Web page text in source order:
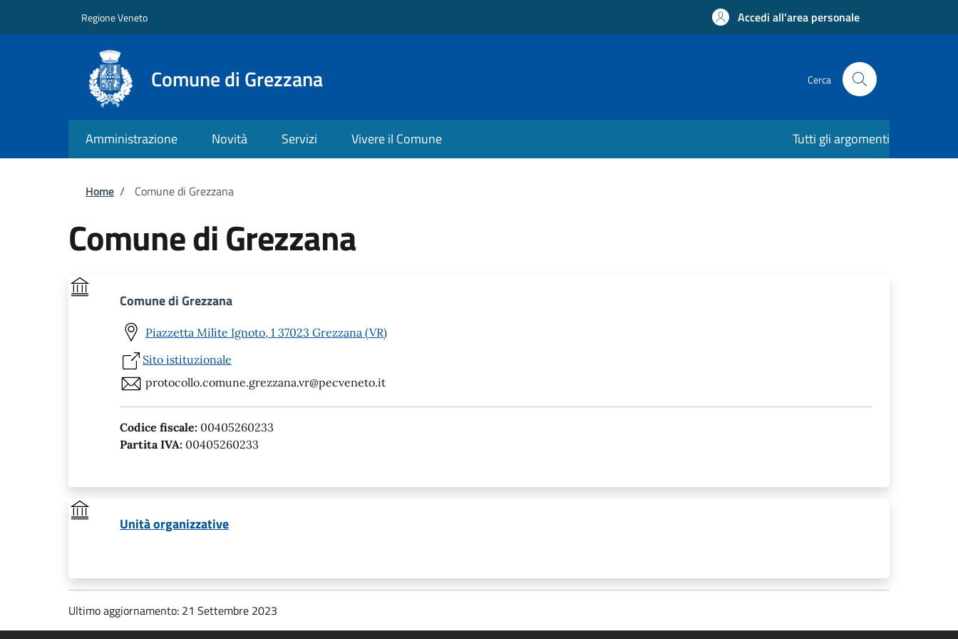
Regione Veneto Accedi all'area personale
Comune di Grezzana Cerca
Amministrazione Novità Servizi Vivere il Comune Tutti gli argomenti
Briciole di pane
Home / Comune di Grezzana
Comune di Grezzana
Comune di Grezzana
Piazzetta Milite Ignoto, 1 37023 Grezzana (VR)
Sito istituzionale
protocollo.comune.grezzana.vr@pecveneto.it
Codice fiscale: 00405260233
Partita IVA: 00405260233
Unità organizzative
Ultimo aggiornamento: 21 Settembre 2023